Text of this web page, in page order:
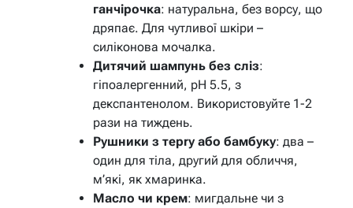
ганчірочка: натуральна, без ворсу, що
дряпає. Для чутливої шкіри –
силіконова мочалка.
Дитячий шампунь без сліз:
гіпоалергенний, pH 5.5, з
декспантенолом. Використовуйте 1-2
рази на тиждень.
Рушники з терry або бамбуку: два –
один для тіла, другий для обличчя,
м’які, як хмаринка.
Масло чи крем: мигдальне чи з